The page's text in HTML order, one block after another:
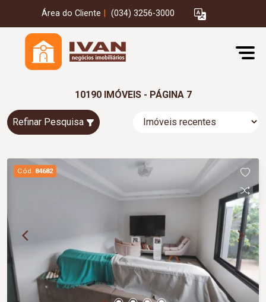
Área do Cliente (034) 3256-3000
10190 IMÓVEIS - PÁGINA 7
Refinar Pesquisa
Cód. 84682